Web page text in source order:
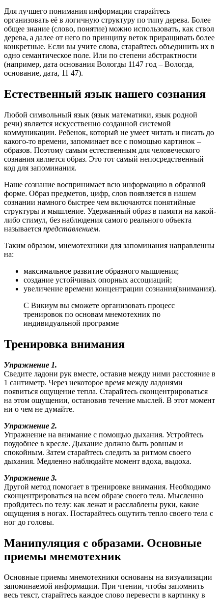
Для лучшего понимания информации старайтесь
организовать её в логичную структуру по типу дерева. Более
общее знание (слово, понятие) можно использовать, как ствол
дерева, а далее от него по принципу веток приращивать более
конкретные. Если вы учите слова, старайтесь объединить их в
одно семантическое поле. Или по степени абстрактности
(например, дата основания Вологды 1147 год – Вологда,
основание, дата, 11 47).
Естественный язык нашего сознания
Любой символьный язык (язык математики, язык родной
речи) является искусственно созданной системой
коммуникации. Ребенок, который не умеет читать и писать до
какого-то времени, запоминает все с помощью картинок –
образов. Поэтому самым естественным для человеческого
сознания является образ. Это тот самый непосредственный
код для запоминания.
Наше сознание воспринимает всю информацию в образной
форме. Образ предметов, цифр, слов появляется в нашем
сознании намного быстрее чем включаются понятийные
структуры и мышление. Удержанный образ в памяти на какой-
либо стимул, без наблюдения самого реального объекта
называется представлением.
Таким образом, мнемотехники для запоминания направленны
на:
максимальное развитие образного мышления;
создание устойчивых опорных ассоциаций;
увеличение времени концентрации сознания(внимания).
С Викиум вы сможете организовать процесс
тренировок по основам мнемотехник по
индивидуальной программе
Тренировка внимания
Упражнение 1.
Сведите ладони рук вместе, оставив между ними расстояние в
1 сантиметр. Через некоторое время между ладонями
появиться ощущение тепла. Старайтесь сконцентрироваться
на этом ощущении, остановив течение мыслей. В этот момент
ни о чем не думайте.
Упражнение 2.
Упражнение на внимание с помощью дыхания. Устройтесь
поудобнее в кресле. Дыхание должно быть ровным и
спокойным. Затем старайтесь следить за ритмом своего
дыхания. Медленно наблюдайте момент вдоха, выдоха.
Упражнение 3.
Другой метод помогает в тренировке внимания. Необходимо
сконцентрироваться на всем образе своего тела. Мысленно
пройдитесь по телу: как лежат и расслаблены руки, какие
ощущения в ногах. Постарайтесь ощутить тепло своего тела с
ног до головы.
Манипуляция с образами. Основные
приемы мнемотехник
Основные приемы мнемотехники основаны на визуализации
запоминаемой информации. При чтении, чтобы запомнить
весь текст, старайтесь каждое слово перевести в картинку в